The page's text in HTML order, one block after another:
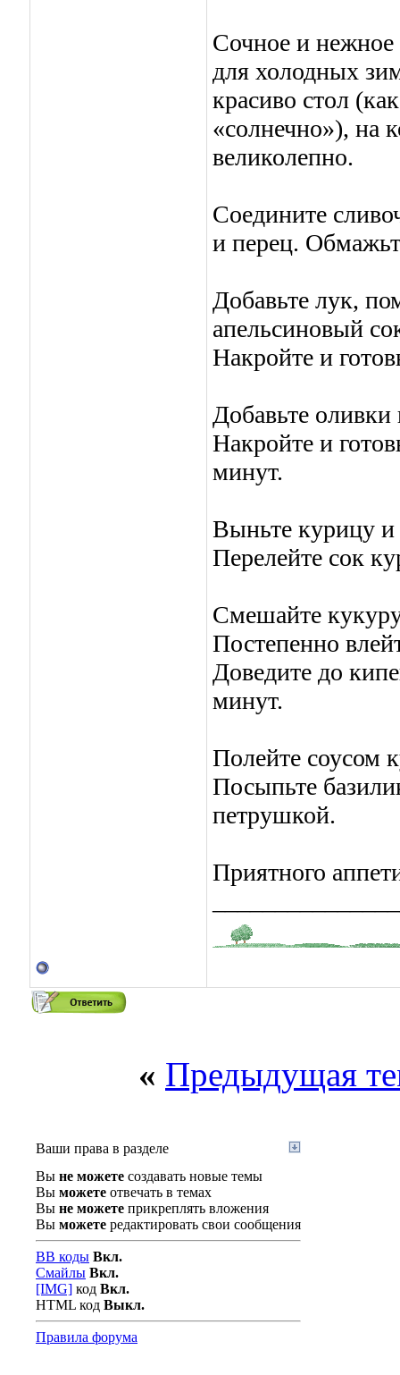
Сочное и
для холодных
красиво стол
«солнечно»), на
великолепно.
Соедините
и перец.
Добавьте лук,
апельсиновый
Накройте и
Добавьте
Накройте и
минут.
Выньте курицу и
Перелейте сок
Смешайте
Постепенно
Доведите до
минут.
Полейте соусом
Посыпьте
петрушкой.
Приятного
« Предыдущая
Ваши права в разделе
Вы не можете создавать новые темы
Вы можете отвечать в темах
Вы не можете прикреплять вложения
Вы можете редактировать свои сообщения
BB коды Вкл.
Смайлы Вкл.
[IMG] код Вкл.
HTML код Выкл.
Правила форума